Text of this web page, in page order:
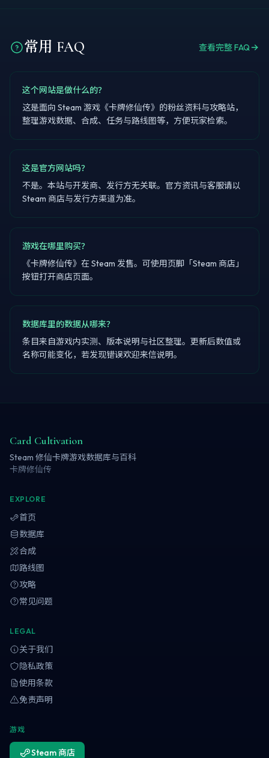
常用 FAQ 查看完整 FAQ
这个网站是做什么的？
这是面向 Steam 游戏《卡牌修仙传》的粉丝资料与攻略站，
整理游戏数据、合成、任务与路线图等，方便玩家检索。
这是官方网站吗？
不是。本站与开发商、发行方无关联。官方资讯与客服请以
Steam 商店与发行方渠道为准。
游戏在哪里购买？
《卡牌修仙传》在 Steam 发售。可使用页脚「Steam 商店」
按钮打开商店页面。
数据库里的数据从哪来？
条目来自游戏内实测、版本说明与社区整理。更新后数值或
名称可能变化，若发现错误欢迎来信说明。
Card Cultivation
Steam 修仙卡牌游戏数据库与百科
卡牌修仙传
EXPLORE
首页
数据库
合成
路线图
攻略
常见问题
LEGAL
关于我们
隐私政策
使用条款
免责声明
游戏
Steam 商店